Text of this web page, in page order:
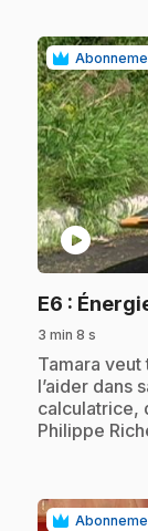
play_circle
E6 :
3 min 8 s
.Tamara
l’aider dans
calculatrice,
Philippe